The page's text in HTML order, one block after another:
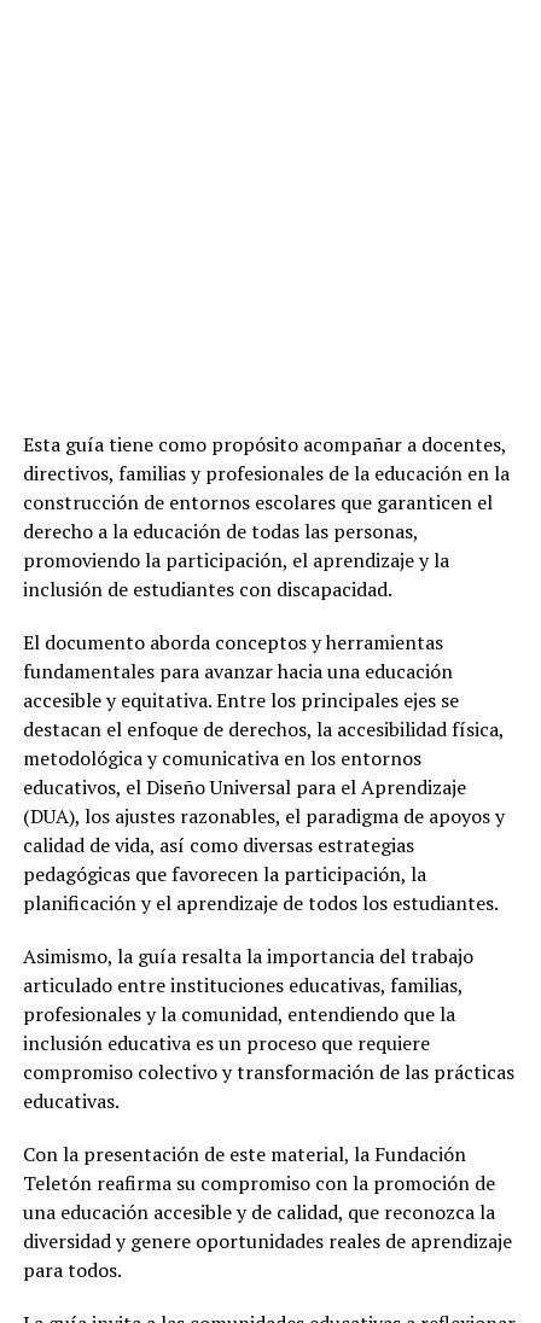
Esta guía tiene como propósito acompañar a docentes,
directivos, familias y profesionales de la educación en la
construcción de entornos escolares que garanticen el
derecho a la educación de todas las personas,
promoviendo la participación, el aprendizaje y la
inclusión de estudiantes con discapacidad.
El documento aborda conceptos y herramientas
fundamentales para avanzar hacia una educación
accesible y equitativa. Entre los principales ejes se
destacan el enfoque de derechos, la accesibilidad física,
metodológica y comunicativa en los entornos
educativos, el Diseño Universal para el Aprendizaje
(DUA), los ajustes razonables, el paradigma de apoyos y
calidad de vida, así como diversas estrategias
pedagógicas que favorecen la participación, la
planificación y el aprendizaje de todos los estudiantes.
Asimismo, la guía resalta la importancia del trabajo
articulado entre instituciones educativas, familias,
profesionales y la comunidad, entendiendo que la
inclusión educativa es un proceso que requiere
compromiso colectivo y transformación de las prácticas
educativas.
Con la presentación de este material, la Fundación
Teletón reafirma su compromiso con la promoción de
una educación accesible y de calidad, que reconozca la
diversidad y genere oportunidades reales de aprendizaje
para todos.